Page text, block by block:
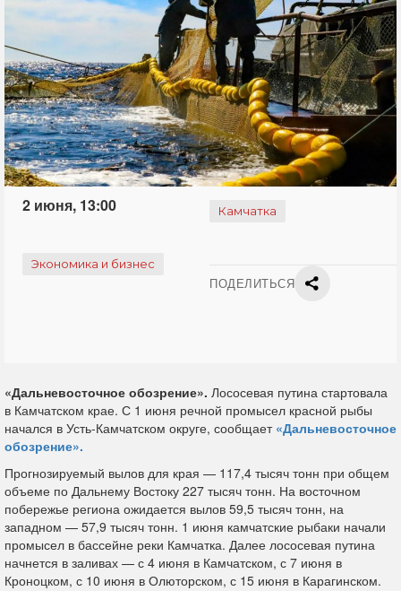
2 июня, 13:00 Камчатка
Экономика и бизнес
ПОДЕЛИТЬСЯ
«Дальневосточное обозрение». Лососевая путина стартовала
в Камчатском крае. С 1 июня речной промысел красной рыбы
начался в Усть-Камчатском округе, сообщает «Дальневосточное
обозрение».
Прогнозируемый вылов для края — 117,4 тысяч тонн при общем
объеме по Дальнему Востоку 227 тысяч тонн. На восточном
побережье региона ожидается вылов 59,5 тысяч тонн, на
западном — 57,9 тысяч тонн. 1 июня камчатские рыбаки начали
промысел в бассейне реки Камчатка. Далее лососевая путина
начнется в заливах — с 4 июня в Камчатском, с 7 июня в
Кроноцком, с 10 июня в Олюторском, с 15 июня в Карагинском.